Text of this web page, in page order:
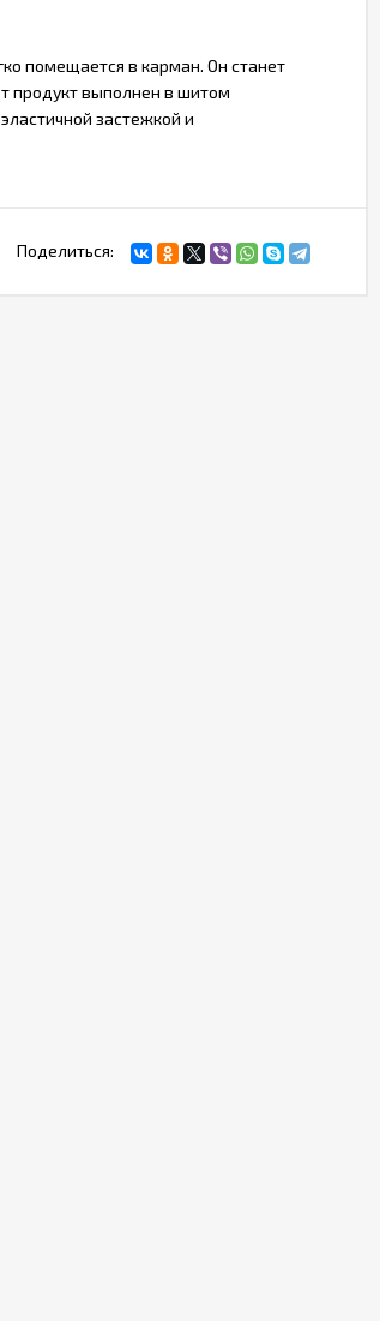
помещается в карман. Он станет
продукт выполнен в шитом
застежкой и
Поделиться: